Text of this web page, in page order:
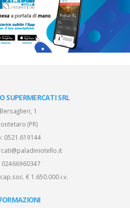
SUPERMERCATI SRL
1
(PR)
0521.619144
02466960347
cap.soc. € 1.650.000 i.v.